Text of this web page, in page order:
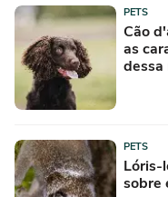
PETS
Cão
as
dessa
PETS
Lóris-
sobre